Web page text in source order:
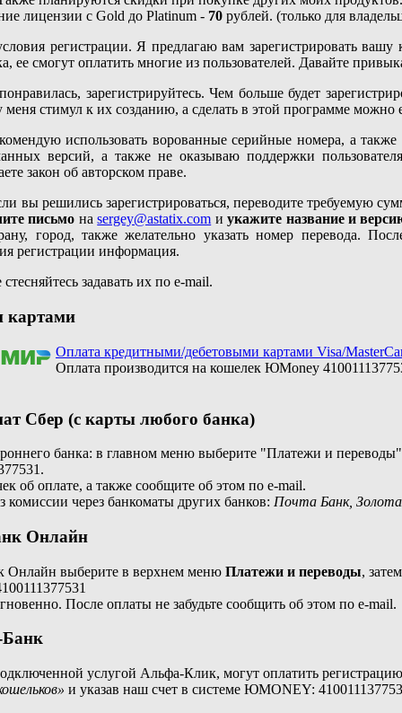
лицензии с Gold до Platinum - 70 рублей. (только для
регистрации. Я предлагаю вам зарегистрировать
ее смогут оплатить многие из пользователей. Давайте
зарегистрируйтесь. Чем больше будет
меня стимул к их созданию, а сделать в этой программе
использовать ворованные серийные номера, а
версий, а также не оказываю поддержки
закон об авторском праве.
вы решились зарегистрироваться, переводите требуемую
письмо наsergey@astatix.com иукажите название и
город, также желательно указать номер перевода.
регистрации информация.
задавать их по e-mail.
картами
Оплата кредитными/дебетовыми картами Visa/
Оплата производится на кошелек ЮMoney
Сбер (с карты любого банка)
банка: в главном меню выберите "Платежи и
об оплате, а также сообщите об этом по e-mail.
комиссии через банкоматы других банков: Почта Банк,
Онлайн
Онлайн выберите в верхнем меню Платежи и переводы,
После оплаты не забудьте сообщить об этом по e-mail.
Банк
услугой Альфа-Клик, могут оплатить
и указав наш счет в системе ЮMONEY: